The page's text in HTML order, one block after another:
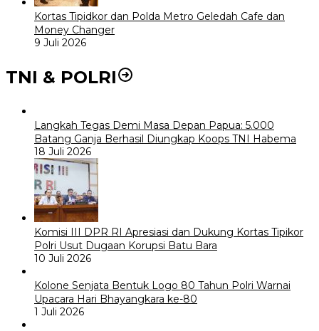
Kortas Tipidkor dan Polda Metro Geledah Cafe dan
Money Changer
9 Juli 2026
TNI & POLRI
Langkah Tegas Demi Masa Depan Papua: 5.000
Batang Ganja Berhasil Diungkap Koops TNI Habema
18 Juli 2026
Komisi III DPR RI Apresiasi dan Dukung Kortas Tipikor
Polri Usut Dugaan Korupsi Batu Bara
10 Juli 2026
Kolone Senjata Bentuk Logo 80 Tahun Polri Warnai
Upacara Hari Bhayangkara ke-80
1 Juli 2026